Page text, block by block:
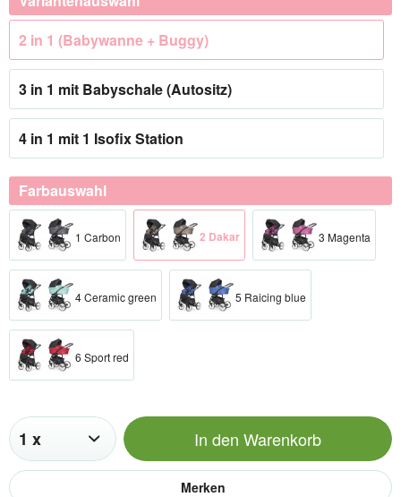
2 in 1 (Babywanne + Buggy)
3 in 1 mit Babyschale (Autositz)
4 in 1 mit 1 Isofix Station
Farbauswahl
1 Carbon 2 Dakar 3 Magenta
4 Ceramic green 5 Raicing blue
6 Sport red
In den Warenkorb
Merken